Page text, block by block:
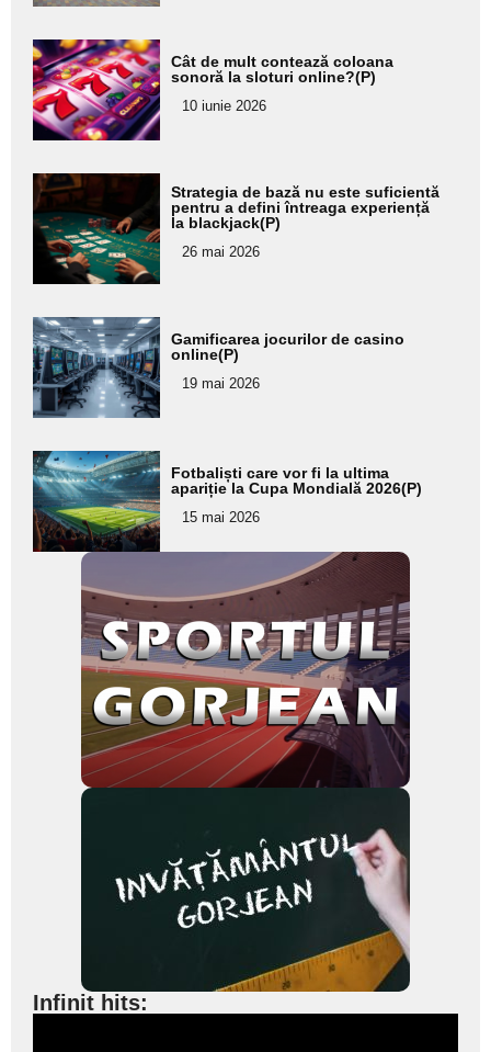
Adaugă
aici textul
pentru
subtitlu
Cât de mult contează coloana
sonoră la sloturi online?(P)
10 iunie 2026
Adaugă
aici textul
pentru
subtitlu
Strategia de bază nu este suficientă
pentru a defini întreaga experiență
la blackjack(P)
26 mai 2026
Adaugă
aici textul
pentru
subtitlu
Gamificarea jocurilor de casino
online(P)
19 mai 2026
Adaugă
aici textul
pentru
subtitlu
Fotbaliști care vor fi la ultima
apariție la Cupa Mondială 2026(P)
15 mai 2026
Infinit hits: